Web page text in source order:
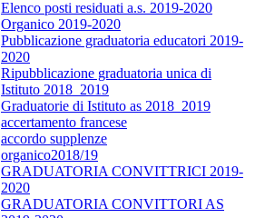
Elenco posti residuati a.s. 2019-2020
Organico 2019-2020
Pubblicazione graduatoria educatori 2019-
2020
Ripubblicazione graduatoria unica di
Istituto 2018_2019
Graduatorie di Istituto as 2018_2019
accertamento francese
accordo supplenze
organico2018/19
GRADUATORIA CONVITTRICI 2019-
2020
GRADUATORIA CONVITTORI AS